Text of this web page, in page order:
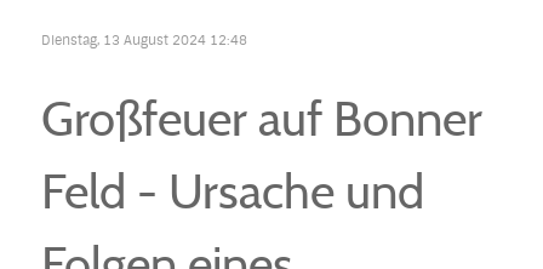
Dienstag, 13 August 2024 12:48
Großfeuer auf Bonner
Feld - Ursache und